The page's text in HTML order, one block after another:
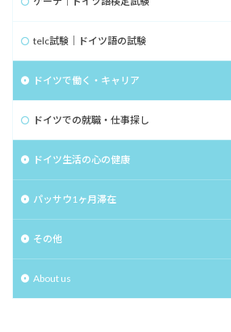
telc試験｜ドイツ語の試験
ドイツで働く・キャリア
ドイツでの就職・仕事探し
ドイツ生活の心の健康
パッサウ1ヶ月滞在
その他
About us